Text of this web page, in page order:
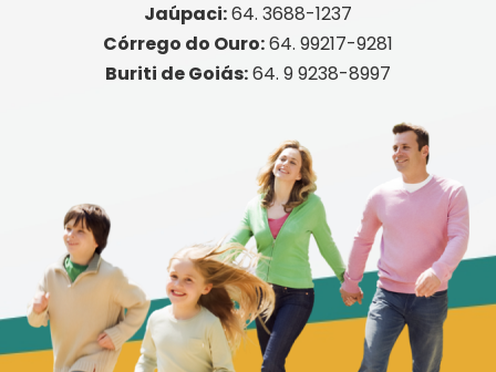
Jaúpaci:64. 3688-1237
Córrego do Ouro:64. 99217-9281
Buriti de Goiás:64. 9 9238-8997